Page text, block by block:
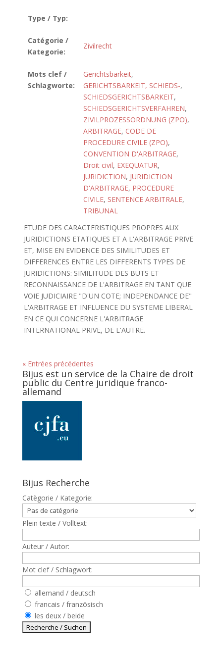
Type / Typ:
Catégorie /
Kategorie:
Zivilrecht
Mots clef /
Schlagworte:
Gerichtsbarkeit,
GERICHTSBARKEIT, SCHIEDS-,
SCHIEDSGERICHTSBARKEIT,
SCHIEDSGERICHTSVERFAHREN,
ZIVILPROZESSORDNUNG (ZPO),
ARBITRAGE, CODE DE
PROCEDURE CIVILE (ZPO),
CONVENTION D'ARBITRAGE,
Droit civil, EXEQUATUR,
JURIDICTION, JURIDICTION
D'ARBITRAGE, PROCEDURE
CIVILE, SENTENCE ARBITRALE,
TRIBUNAL
ETUDE DES CARACTERISTIQUES PROPRES AUX
JURIDICTIONS ETATIQUES ET A L'ARBITRAGE PRIVE
ET, MISE EN EVIDENCE DES SIMILITUDES ET
DIFFERENCES ENTRE LES DIFFERENTS TYPES DE
JURIDICTIONS: SIMILITUDE DES BUTS ET
RECONNAISSANCE DE L'ARBITRAGE EN TANT QUE
VOIE JUDICIAIRE "D'UN COTE; INDEPENDANCE DE"
L'ARBITRAGE ET INFLUENCE DU SYSTEME LIBERAL
EN CE QUI CONCERNE L'ARBITRAGE
INTERNATIONAL PRIVE, DE L'AUTRE.
« Entrées précédentes
Bijus est un service de la Chaire de droit
public du Centre juridique franco-
allemand
Bijus Recherche
Catègorie / Kategorie:
Plein texte / Volltext:
Auteur / Autor:
Mot clef / Schlagwort:
allemand / deutsch
francais / französisch
les deux / beide